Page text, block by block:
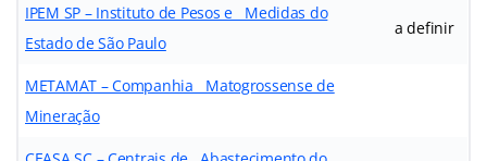
IPEM SP – Instituto de Pesos e Medidas do
Estado de São Paulo
a definir
METAMAT – Companhia Matogrossense de
Mineração